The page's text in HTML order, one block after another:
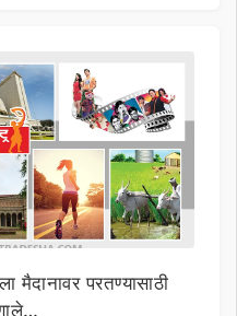
परतण्यासाठी